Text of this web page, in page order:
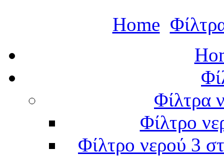
Home
Φίλτρα
Φίλτρο
Φίλτρο νερού 3